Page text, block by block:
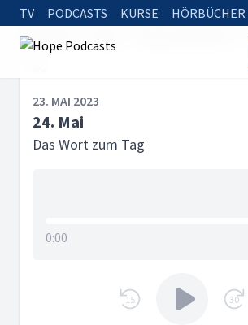
TV PODCASTS KURSE HÖRBÜCHER
Startseite
23. MAI 2023
24. Mai
Das Wort zum Tag
0:00
15 30